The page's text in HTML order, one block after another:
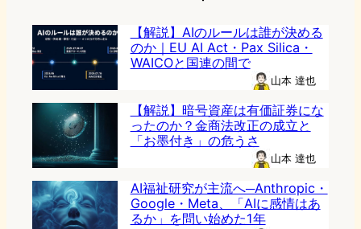
【解説】AIのルールは誰が決める
のか｜EU AI Act・Pax Silica・
WAICOと国連の間で
山本 達也
【解説】暗号資産は有価証券にな
ったのか？金商法改正の成立と
「お墨付き」の危うさ
山本 達也
AI福祉研究が主流へ─Anthropic・
Google・Meta、「AIに感情はあ
るか」を問い始めた1年